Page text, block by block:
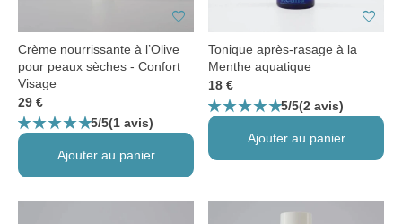
favorite
Crème nourrissante à l’Olive
pour peaux sèches - Confort
Visage
29 €
star_ratestar_ratestar_ratestar_ratestar_rate5/5(1 avis)
Ajouter au panier
favorite
Tonique après-rasage à la
Menthe aquatique
18 €
star_ratestar_ratestar_ratestar_ratestar_rate5/5(2 avis)
Ajouter au panier